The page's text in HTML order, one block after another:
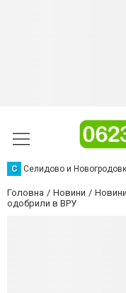
С Селидово и
Головна Новини
одобрили в ВРУ